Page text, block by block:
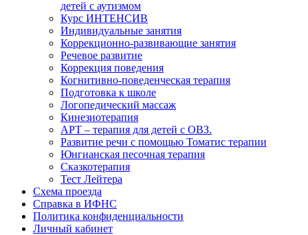
детей с аутизмом
Курс ИНТЕНСИВ
Индивидуальные занятия
Коррекционно-развивающие занятия
Речевое развитие
Коррекция поведения
Когнитивно-поведенческая терапия
Подготовка к школе
Логопедический массаж
Кинезиотерапия
АРТ – терапия для детей с ОВЗ.
Развитие речи с помощью Томатис терапии
Юнгианская песочная терапия
Сказкотерапия
Тест Лейтера
Схема проезда
Справка в ИФНС
Политика конфиденциальности
Личный кабинет